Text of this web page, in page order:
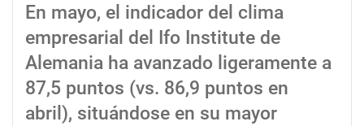
En mayo, el indicador del clima
empresarial del Ifo Institute de
Alemania ha avanzado ligeramente a
87,5 puntos (vs. 86,9 puntos en
abril), situándose en su mayor